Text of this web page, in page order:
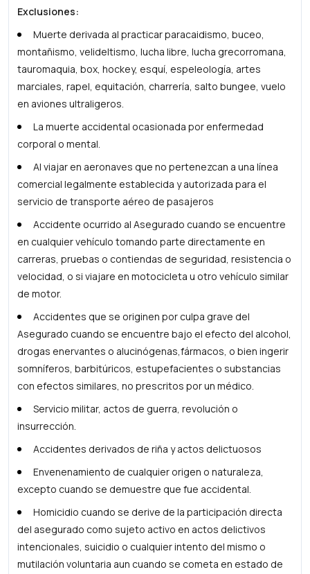
Exclusiones:
Muerte derivada al practicar paracaidismo, buceo,
montañismo, velideltismo, lucha libre, lucha grecorromana,
tauromaquia, box, hockey, esquí, espeleología, artes
marciales, rapel, equitación, charrería, salto bungee, vuelo
en aviones ultraligeros.
La muerte accidental ocasionada por enfermedad
corporal o mental.
Al viajar en aeronaves que no pertenezcan a una línea
comercial legalmente establecida y autorizada para el
servicio de transporte aéreo de pasajeros
Accidente ocurrido al Asegurado cuando se encuentre
en cualquier vehículo tomando parte directamente en
carreras, pruebas o contiendas de seguridad, resistencia o
velocidad, o si viajare en motocicleta u otro vehículo similar
de motor.
Accidentes que se originen por culpa grave del
Asegurado cuando se encuentre bajo el efecto del alcohol,
drogas enervantes o alucinógenas,fármacos, o bien ingerir
somníferos, barbitúricos, estupefacientes o substancias
con efectos similares, no prescritos por un médico.
Servicio militar, actos de guerra, revolución o
insurrección.
Accidentes derivados de riña y actos delictuosos
Envenenamiento de cualquier origen o naturaleza,
excepto cuando se demuestre que fue accidental.
Homicidio cuando se derive de la participación directa
del asegurado como sujeto activo en actos delictivos
intencionales, suicidio o cualquier intento del mismo o
mutilación voluntaria aun cuando se cometa en estado de